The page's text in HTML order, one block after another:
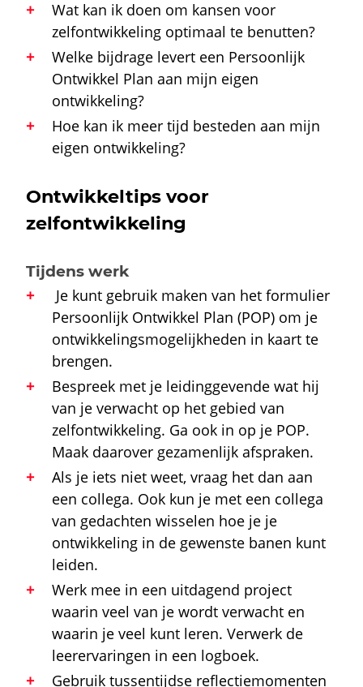
Wat kan ik doen om kansen voor
zelfontwikkeling optimaal te benutten?
Welke bijdrage levert een Persoonlijk
Ontwikkel Plan aan mijn eigen
ontwikkeling?
Hoe kan ik meer tijd besteden aan mijn
eigen ontwikkeling?
Ontwikkeltips voor
zelfontwikkeling
Tijdens werk
Je kunt gebruik maken van het formulier
Persoonlijk Ontwikkel Plan (POP) om je
ontwikkelingsmogelijkheden in kaart te
brengen.
Bespreek met je leidinggevende wat hij
van je verwacht op het gebied van
zelfontwikkeling. Ga ook in op je POP.
Maak daarover gezamenlijk afspraken.
Als je iets niet weet, vraag het dan aan
een collega. Ook kun je met een collega
van gedachten wisselen hoe je je
ontwikkeling in de gewenste banen kunt
leiden.
Werk mee in een uitdagend project
waarin veel van je wordt verwacht en
waarin je veel kunt leren. Verwerk de
leerervaringen in een logboek.
Gebruik tussentijdse reflectiemomenten